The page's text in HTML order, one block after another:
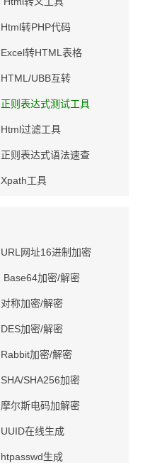
Html转PHP代码
Excel转HTML表格
HTML/UBB互转
正则表达式测试工具
Html过滤工具
正则表达式语法速查
Xpath工具
URL网址16进制加密
Base64加密/解密
对称加密/解密
DES加密/解密
Rabbit加密/解密
SHA/SHA256加密
摩尔斯电码加解密
UUID在线生成
htpasswd生成